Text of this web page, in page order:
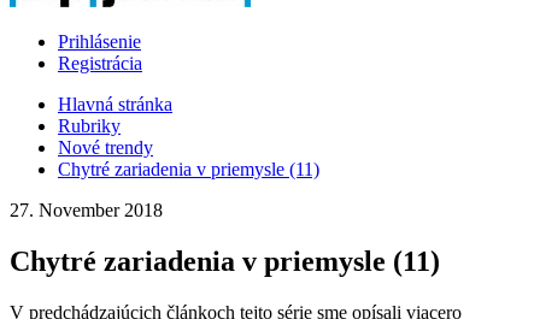
Prihlásenie
Registrácia
Hlavná stránka
Rubriky
Nové trendy
Chytré zariadenia v priemysle (11)
27. November 2018
Chytré zariadenia v priemysle (11)
V predchádzajúcich článkoch tejto série sme opísali viacero